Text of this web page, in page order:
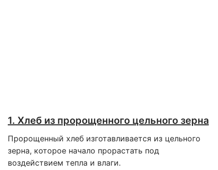
1. Хлеб из пророщенного цельного зерна
Пророщенный хлеб изготавливается из цельного
зерна, которое начало прорастать под
воздействием тепла и влаги.